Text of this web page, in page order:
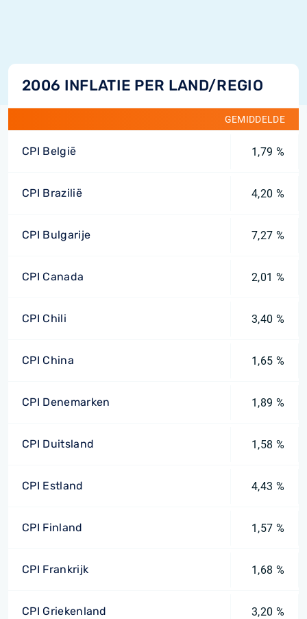
2006 INFLATIE PER LAND/REGIO
GEMIDDELDE
CPI België 1,79 %
CPI Brazilië 4,20 %
CPI Bulgarije 7,27 %
CPI Canada 2,01 %
CPI Chili 3,40 %
CPI China 1,65 %
CPI Denemarken 1,89 %
CPI Duitsland 1,58 %
CPI Estland 4,43 %
CPI Finland 1,57 %
CPI Frankrijk 1,68 %
CPI Griekenland 3,20 %